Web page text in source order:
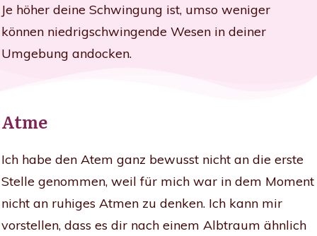
Je höher deine Schwingung ist, umso weniger
können niedrigschwingende Wesen in deiner
Umgebung andocken.
Atme
Ich habe den Atem ganz bewusst nicht an die erste
Stelle genommen, weil für mich war in dem Moment
nicht an ruhiges Atmen zu denken. Ich kann mir
vorstellen, dass es dir nach einem Albtraum ähnlich